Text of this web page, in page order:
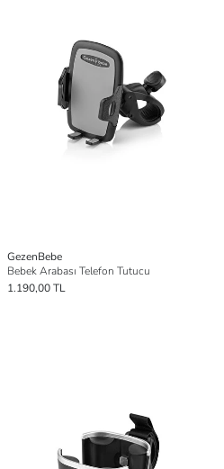
GezenBebe
Bebek Arabası Telefon Tutucu
1.190,00 TL